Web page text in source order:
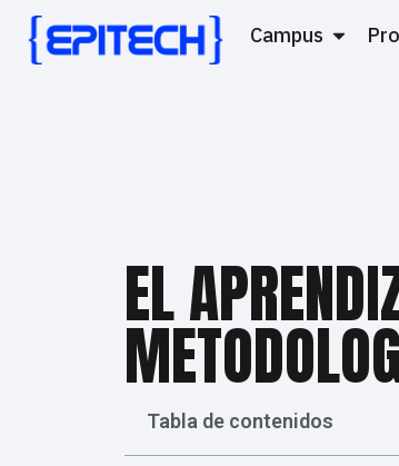
Campus
EL
Tabla de contenidos